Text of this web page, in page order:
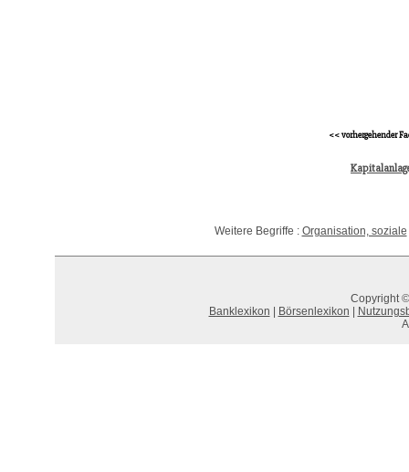
<< vorhergehender
Weitere Begriffe : Organisation, soziale
Copyright
Banklexikon
Börsenlexikon